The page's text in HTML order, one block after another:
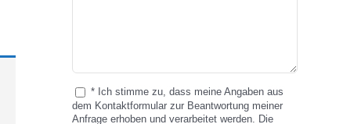
* Ich stimme zu, dass meine Angaben aus
dem Kontaktformular zur Beantwortung meiner
Anfrage erhoben und verarbeitet werden. Die